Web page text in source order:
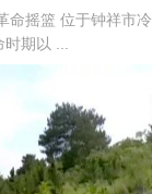
命摇篮 位于钟祥市
期以 ...